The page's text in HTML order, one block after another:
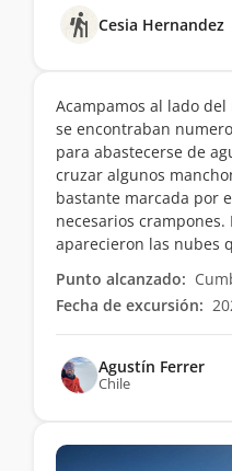
Cesia Hernandez
Acampamos al lado
se encontraban
para abastecerse de
cruzar algunos
bastante marcada por
necesarios crampones.
aparecieron las nubes
Punto alcanzado:
Fecha de excursión:
Agustín Ferrer
Chile